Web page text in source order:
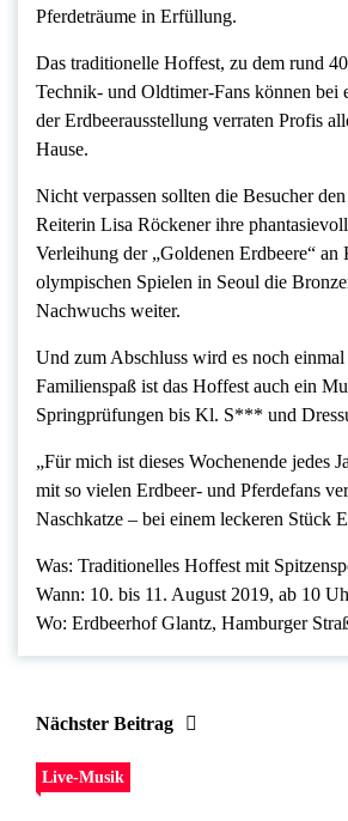
Pferdeträume in Erfüllung.
Das traditionelle Hoffest, zu dem rund
Technik- und Oldtimer-Fans können bei
der Erdbeerausstellung verraten Profis
Hause.
Nicht verpassen sollten die Besucher
Reiterin Lisa Röckener ihre
Verleihung der „Goldenen Erdbeere“
olympischen Spielen in Seoul die
Nachwuchs weiter.
Und zum Abschluss wird es noch
Familienspaß ist das Hoffest auch ein
Springprüfungen bis Kl. S*** und
„Für mich ist dieses Wochenende jedes
mit so vielen Erdbeer- und Pferdefans
Naschkatze – bei einem leckeren Stück
Was: Traditionelles Hoffest mit
Wann: 10. bis 11. August 2019, ab 10
Wo: Erdbeerhof Glantz, Hamburger
Nächster Beitrag
Live-Musik